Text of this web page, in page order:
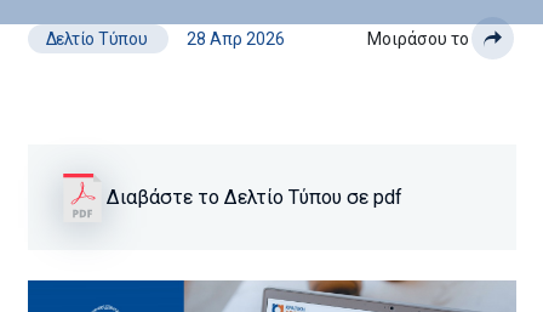
Δελτίο Τύπου 28 Απρ 2026 Μοιράσου το
Διαβάστε το Δελτίο Τύπου σε pdf